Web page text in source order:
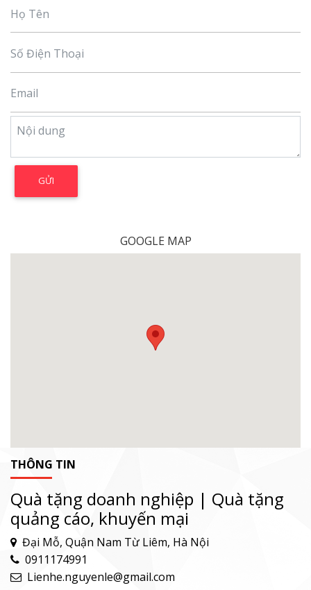
GOOGLE MAP
THÔNG TIN
Quà tặng doanh nghiệp | Quà tặng
quảng cáo, khuyến mại
Đại Mỗ, Quận Nam Từ Liêm, Hà Nội
0911174991
Lienhe.nguyenle@gmail.com